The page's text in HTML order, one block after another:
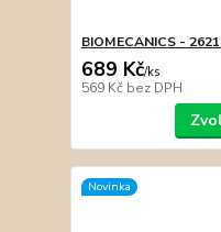
BIOMECANICS -
689 Kč/ks
569 Kč bez DPH
Novinka